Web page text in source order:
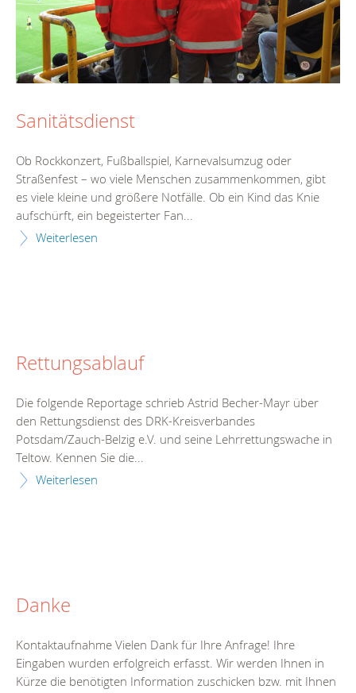
Sanitätsdienst
Ob Rockkonzert, Fußballspiel, Karnevalsumzug oder
Straßenfest – wo viele Menschen zusammenkommen, gibt
es viele kleine und größere Notfälle. Ob ein Kind das Knie
aufschürft, ein begeisterter Fan...
Weiterlesen
Rettungsablauf
Die folgende Reportage schrieb Astrid Becher-Mayr über
den Rettungsdienst des DRK-Kreisverbandes
Potsdam/Zauch-Belzig e.V. und seine Lehrrettungswache in
Teltow. Kennen Sie die...
Weiterlesen
Danke
Kontaktaufnahme Vielen Dank für Ihre Anfrage! Ihre
Eingaben wurden erfolgreich erfasst. Wir werden Ihnen in
Kürze die benötigten Information zuschicken bzw. mit Ihnen